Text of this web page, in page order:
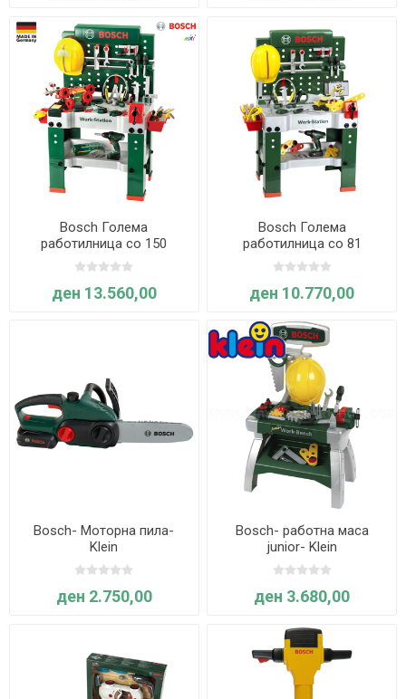
Bosch Голема
работилница со 150
елементи - Klein
ден 13.560,00
Bosch Голема
работилница со 81
елемент - Klein
ден 10.770,00
Bosch- Моторна пила-
Klein
ден 2.750,00
Bosch- работна маса
junior- Klein
ден 3.680,00